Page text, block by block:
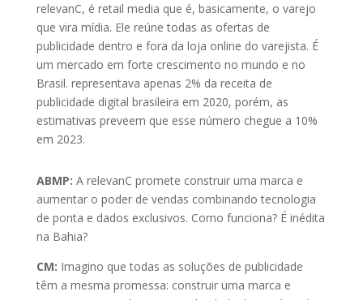
relevanC, é retail media que é, basicamente, o varejo
que vira mídia. Ele reúne todas as ofertas de
publicidade dentro e fora da loja online do varejista. É
um mercado em forte crescimento no mundo e no
Brasil. representava apenas 2% da receita de
publicidade digital brasileira em 2020, porém, as
estimativas preveem que esse número chegue a 10%
em 2023.
ABMP: A relevanC promete construir uma marca e
aumentar o poder de vendas combinando tecnologia
de ponta e dados exclusivos. Como funciona? É inédita
na Bahia?
CM: Imagino que todas as soluções de publicidade
têm a mesma promessa: construir uma marca e